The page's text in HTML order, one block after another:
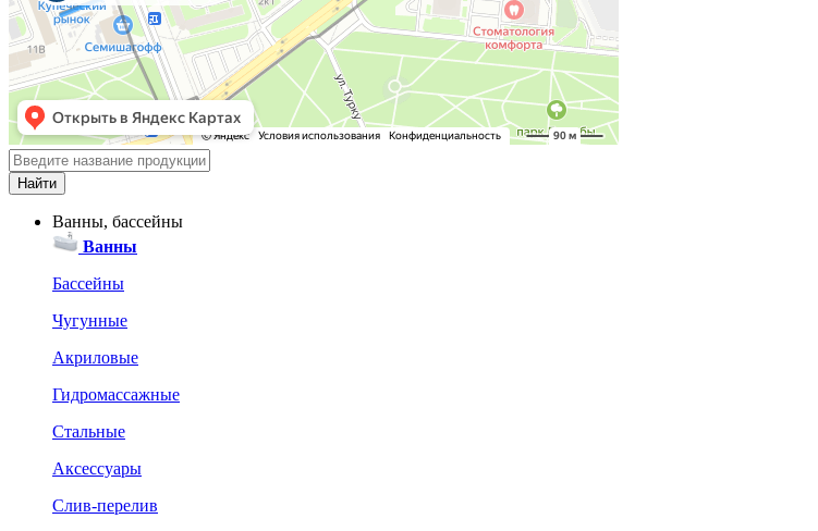
Ванны, бассейны
Ванны
Бассейны
Чугунные
Акриловые
Гидромассажные
Стальные
Аксессуары
Слив-перелив